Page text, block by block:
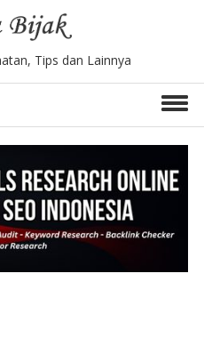
Tips dan Lainnya